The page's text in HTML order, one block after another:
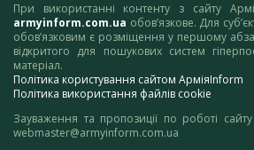
При використанні контенту з сайту
armyinform.com.ua обов’язкове. Для
обов’язковим є розміщення у першому
відкритого для пошукових систем
матеріал.
Політика користування сайтом АрміяInform
Політика використання файлів cookie
Зауваження та пропозиції по роботі
webmaster@armyinform.com.ua